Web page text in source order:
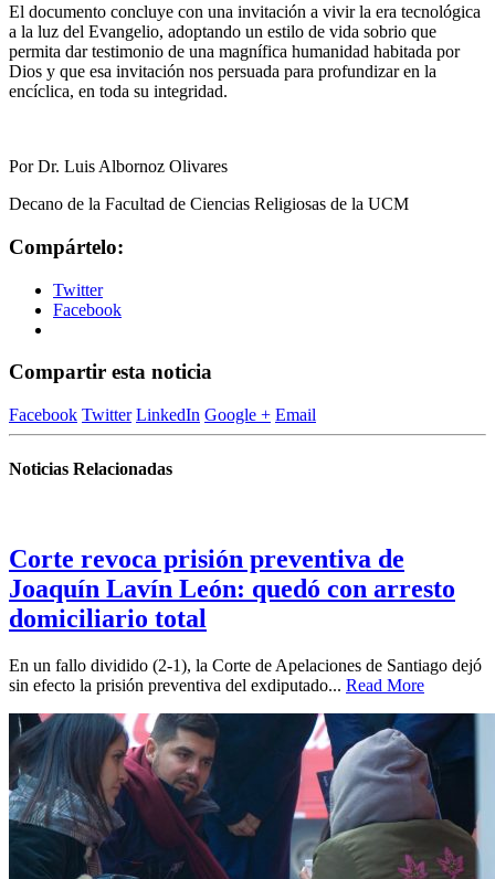
El documento concluye con una invitación a vivir la era tecnológica
a la luz del Evangelio, adoptando un estilo de vida sobrio que
permita dar testimonio de una magnífica humanidad habitada por
Dios y que esa invitación nos persuada para profundizar en la
encíclica, en toda su integridad.
Por Dr. Luis Albornoz Olivares
Decano de la Facultad de Ciencias Religiosas de la UCM
Compártelo:
Twitter
Facebook
Compartir esta noticia
Facebook Twitter LinkedIn Google + Email
Noticias Relacionadas
Corte revoca prisión preventiva de
Joaquín Lavín León: quedó con arresto
domiciliario total
En un fallo dividido (2-1), la Corte de Apelaciones de Santiago dejó
sin efecto la prisión preventiva del exdiputado... Read More